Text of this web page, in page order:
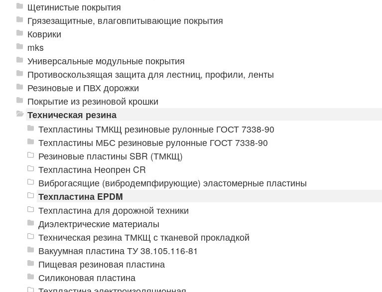
Щетинистые покрытия
Грязезащитные, влаговпитывающие покрытия
Коврики
mks
Универсальные модульные покрытия
Противоскользящая защита для лестниц, профили, ленты
Резиновые и ПВХ дорожки
Покрытие из резиновой крошки
Техническая резина
Техпластины ТМКЩ резиновые рулонные ГОСТ 7338-90
Техпластины МБС резиновые рулонные ГОСТ 7338-90
Резиновые пластины SBR (ТМКЩ)
Техпластина Неопрен CR
Виброгасящие (вибродемпфирующие) эластомерные пластины
Техпластина EPDM
Техпластина для дорожной техники
Диэлектрические материалы
Техническая резина ТМКЩ с тканевой прокладкой
Вакуумная пластина ТУ 38.105.116-81
Пищевая резиновая пластина
Силиконовая пластина